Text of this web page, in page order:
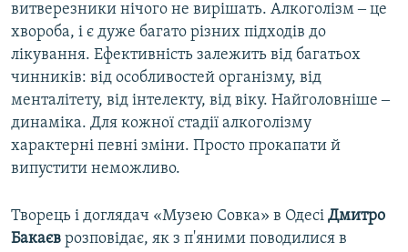
витверезники нічого не вирішать. Алкоголізм ‒ це
хвороба, і є дуже багато різних підходів до
лікування. Ефективність залежить від багатьох
чинників: від особливостей організму, від
менталітету, від інтелекту, від віку. Найголовніше ‒
динаміка. Для кожної стадії алкоголізму
характерні певні зміни. Просто прокапати й
випустити неможливо.
Творець і доглядач «Музею Совка» в Одесі Дмитро
Бакаєв розповідає, як з п'яними поводилися в